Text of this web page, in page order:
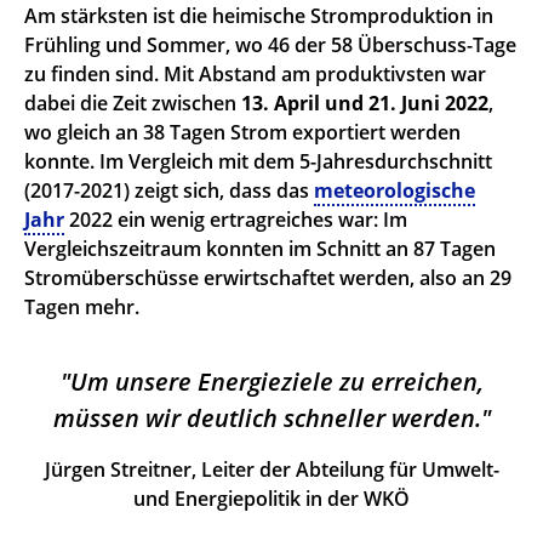
Am stärksten ist die heimische Stromproduktion in
Frühling und Sommer, wo 46 der 58 Überschuss-Tage
zu finden sind. Mit Abstand am produktivsten war
dabei die Zeit zwischen 13. April und 21. Juni 2022,
wo gleich an 38 Tagen Strom exportiert werden
konnte. Im Vergleich mit dem 5-Jahresdurchschnitt
(2017-2021) zeigt sich, dass das meteorologische
Jahr2022 ein wenig ertragreiches war: Im
Vergleichszeitraum konnten im Schnitt an 87 Tagen
Stromüberschüsse erwirtschaftet werden, also an 29
Tagen mehr.
Um unsere Energieziele zu erreichen,
müssen wir deutlich schneller werden.
Jürgen Streitner, Leiter der Abteilung für Umwelt-
und Energiepolitik in der WKÖ